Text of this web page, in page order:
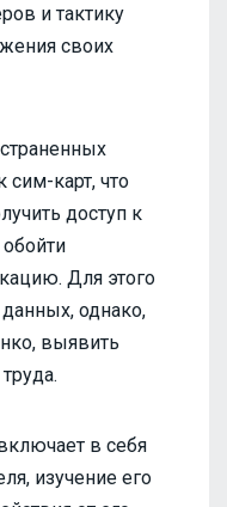
и тактику
своих
сим-карт, что
доступ к
Для этого
однако,
выявить
в себя
изучение его